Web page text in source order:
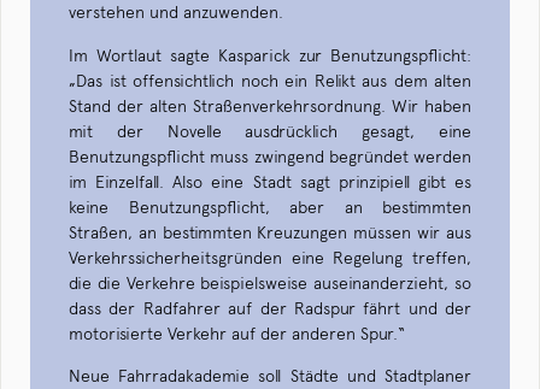
verstehen und anzuwenden.
Im Wortlaut sagte Kasparick zur Benutzungspflicht:
„Das ist offensichtlich noch ein Relikt aus dem alten
Stand der alten Straßenverkehrsordnung. Wir haben
mit der Novelle ausdrücklich gesagt, eine
Benutzungspflicht muss zwingend begründet werden
im Einzelfall. Also eine Stadt sagt prinzipiell gibt es
keine Benutzungspflicht, aber an bestimmten
Straßen, an bestimmten Kreuzungen müssen wir aus
Verkehrssicherheitsgründen eine Regelung treffen,
die die Verkehre beispielsweise auseinanderzieht, so
dass der Radfahrer auf der Radspur fährt und der
motorisierte Verkehr auf der anderen Spur.“
Neue Fahrradakademie soll Städte und Stadtplaner